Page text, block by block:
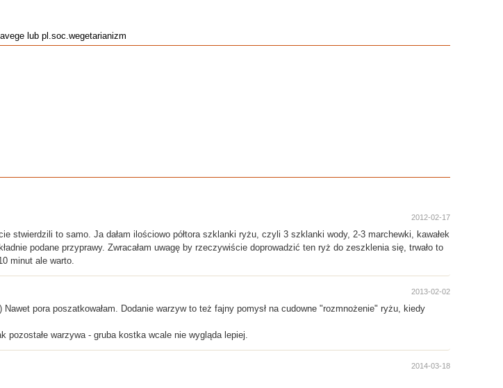
lub pl.soc.wegetarianizm
2012-02-17
stwierdzili to samo. Ja dałam ilościowo półtora szklanki ryżu, czyli 3 szklanki wody, 2-3 marchewki, kawałek
podane przyprawy. Zwracałam uwagę by rzeczywiście doprowadzić ten ryż do zeszklenia się, trwało to
minut ale warto.
2013-02-02
pora poszatkowałam. Dodanie warzyw to też fajny pomysł na cudowne "rozmnożenie" ryżu, kiedy
pozostałe warzywa - gruba kostka wcale nie wygląda lepiej.
2014-03-18